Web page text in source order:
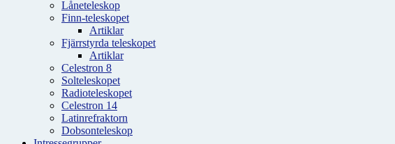
Låneteleskop
Finn-teleskopet
Artiklar
Fjärrstyrda teleskopet
Artiklar
Celestron 8
Solteleskopet
Radioteleskopet
Celestron 14
Latinrefraktorn
Dobsonteleskop